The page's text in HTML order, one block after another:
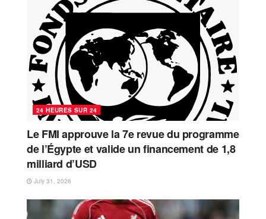
24 HEURES SUR 24
Le FMI approuve la 7e revue du programme
de l’Égypte et valide un financement de 1,8
milliard d’USD
July 31, 2026